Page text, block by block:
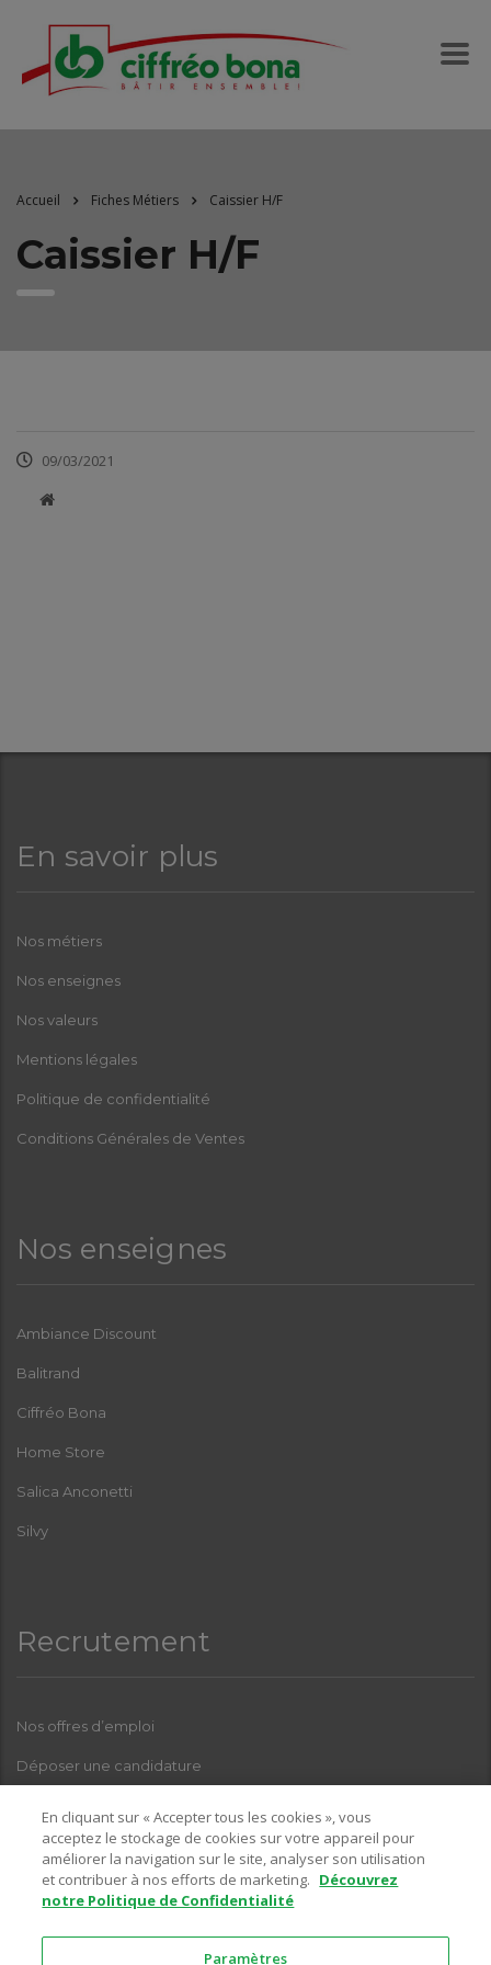
Accueil Fiches Métiers Caissier H/F
Caissier H/F
09/03/2021
En savoir plus
Nos métiers
Nos enseignes
Nos valeurs
Mentions légales
Politique de confidentialité
Conditions Générales de Ventes
Nos enseignes
Ambiance Discount
Balitrand
Ciffréo Bona
Home Store
Salica Anconetti
Silvy
Recrutement
Nos offres d’emploi
Déposer une candidature
Pour toutes questions relatives à l’une de nos enseignes, sur la
partie recrutement, vous pouvez nous contacter sur l’adresse email
suivante :
En cliquant sur « Accepter tous les cookies », vous
acceptez le stockage de cookies sur votre appareil pour
améliorer la navigation sur le site, analyser son utilisation
et contribuer à nos efforts de marketing. Découvrez
notre Politique de Confidentialité
Paramètres